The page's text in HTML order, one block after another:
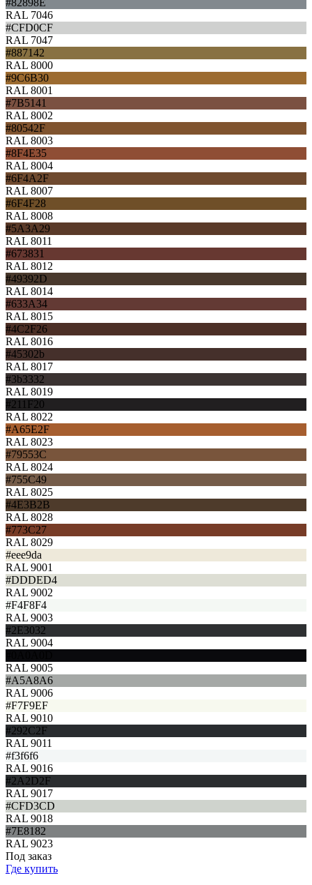
RAL 7046
#CFD0CF
RAL 7047
#887142
RAL 8000
#9C6B30
RAL 8001
#7B5141
RAL 8002
#80542F
RAL 8003
#8F4E35
RAL 8004
#6F4A2F
RAL 8007
#6F4F28
RAL 8008
#5A3A29
RAL 8011
#673831
RAL 8012
#49392D
RAL 8014
#633A34
RAL 8015
#4C2F26
RAL 8016
#45302b
RAL 8017
#3b3332
RAL 8019
#211F20
RAL 8022
#A65E2F
RAL 8023
#79553C
RAL 8024
#755C49
RAL 8025
#4E3B2B
RAL 8028
#773C27
RAL 8029
#eee9da
RAL 9001
#DDDED4
RAL 9002
#F4F8F4
RAL 9003
#2E3032
RAL 9004
RAL 9005
#A5A8A6
RAL 9006
#F7F9EF
RAL 9010
#292C2F
RAL 9011
#f3f6f6
RAL 9016
#2A2D2F
RAL 9017
#CFD3CD
RAL 9018
#7E8182
RAL 9023
Под заказ
Где купить